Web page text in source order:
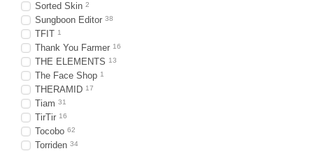
Sorted Skin 2
Sungboon Editor 38
TFIT 1
Thank You Farmer 16
THE ELEMENTS 13
The Face Shop 1
THERAMID 17
Tiam 31
TirTir 16
Tocobo 62
Torriden 34